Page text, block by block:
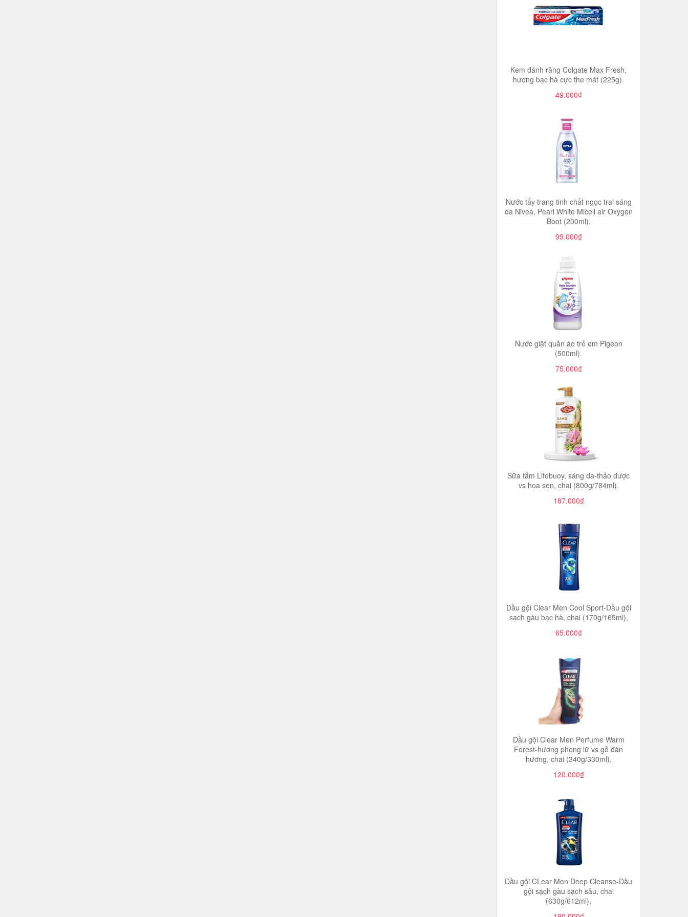
Kem đánh răng Colgate Max Fresh,
hương bạc hà cực the mát (225g).
49.000₫
Nước tẩy trang tinh chất ngọc trai sáng
da Nivea, Pearl White Micell air Oxygen
Boot (200ml).
99.000₫
Nước giặt quần áo trẻ em Pigeon
(500ml).
75.000₫
Sữa tắm Lifebuoy, sáng da-thảo dược
vs hoa sen, chai (800g/784ml).
187.000₫
Dầu gội Clear Men Cool Sport-Dầu gội
sạch gàu bạc hà, chai (170g/165ml),
65.000₫
Dầu gội Clear Men Perfume Warm
Forest-hương phong lữ vs gỗ đàn
hương, chai (340g/330ml),
120.000₫
Dầu gội CLear Men Deep Cleanse-Dầu
gội sạch gàu sạch sâu, chai
(630g/612ml),